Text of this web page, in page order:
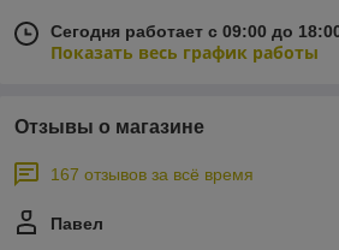
Сегодня работает с 09:00 до
Показать весь график работы
Отзывы о магазине
167 отзывов за всё время
Павел